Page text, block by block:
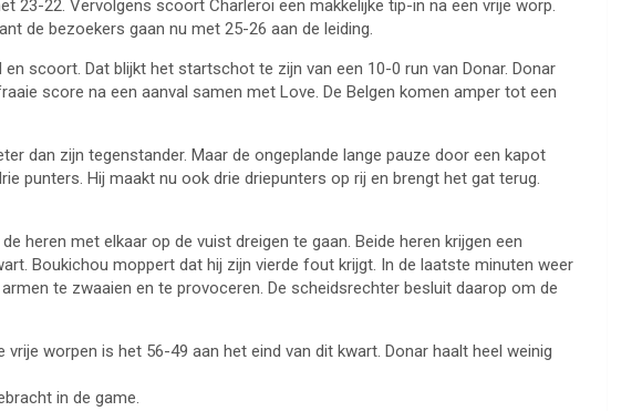
23-22. Vervolgens scoort Charleroi een makkelijke tip-in na een vrije worp.
de bezoekers gaan nu met 25-26 aan de leiding.
scoort. Dat blijkt het startschot te zijn van een 10-0 run van Donar. Donar
score na een aanval samen met Love. De Belgen komen amper tot een
dan zijn tegenstander. Maar de ongeplande lange pauze door een kapot
punters. Hij maakt nu ook drie driepunters op rij en brengt het gat terug.
heren met elkaar op de vuist dreigen te gaan. Beide heren krijgen een
Boukichou moppert dat hij zijn vierde fout krijgt. In de laatste minuten weer
te zwaaien en te provoceren. De scheidsrechter besluit daarop om de
worpen is het 56-49 aan het eind van dit kwart. Donar haalt heel weinig
in de game.